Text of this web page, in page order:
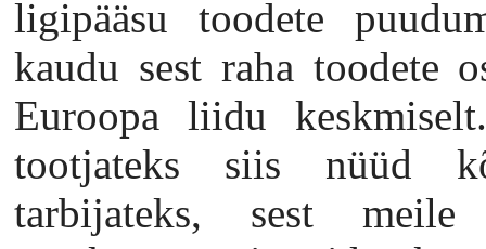
ligipääsu toodete
kaudu sest raha toodete
Euroopa liidu
tootjateks siis nüüd
tarbijateks, sest